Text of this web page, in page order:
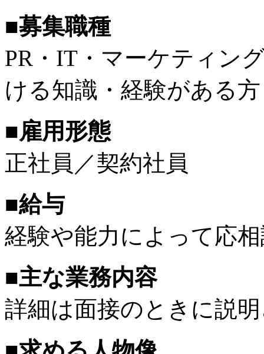
■募集職種
PR・IT・マーケティン
ける知識・経験がある
■雇用形態
正社員／契約社員
■給与
経験や能力によって応
■主な業務内容
詳細は面接のときに説